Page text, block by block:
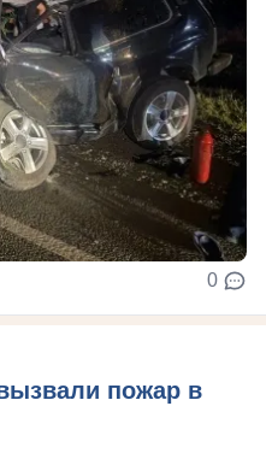
0
пожар в